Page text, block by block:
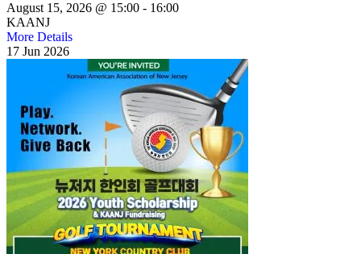
August 15, 2026 @ 15:00 - 16:00
KAANJ
More Details
17 Jun 2026